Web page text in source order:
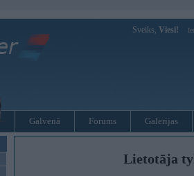
Sveiks, Viesi!
Galvenā Forums Galerijas
Lietotāja